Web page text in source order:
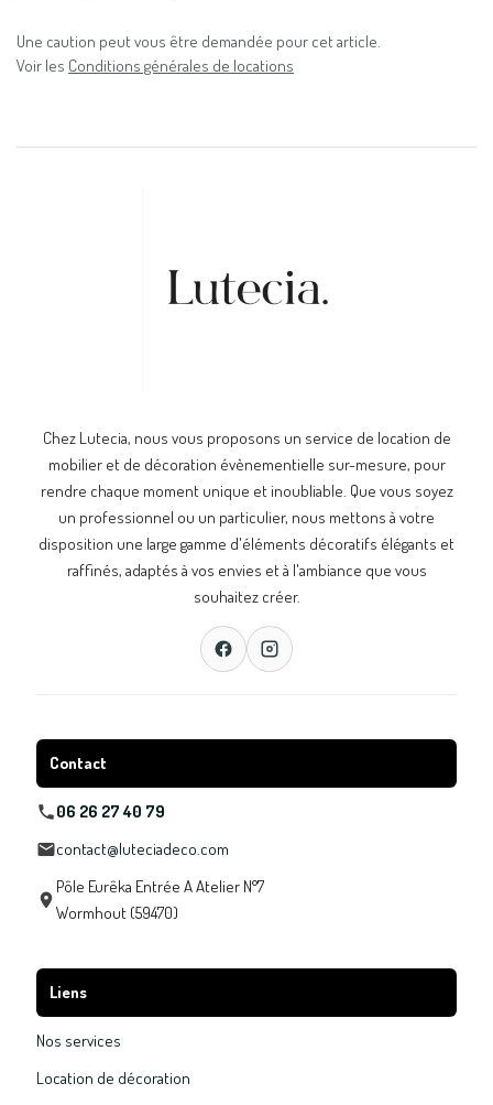
Une caution peut vous être demandée pour cet article.
Voir les Conditions générales de locations
Chez Lutecia, nous vous proposons un service de location de
mobilier et de décoration évènementielle sur-mesure, pour
rendre chaque moment unique et inoubliable. Que vous soyez
un professionnel ou un particulier, nous mettons à votre
disposition une large gamme d'éléments décoratifs élégants et
raffinés, adaptés à vos envies et à l'ambiance que vous
souhaitez créer.
Contact
06 26 27 40 79
contact@luteciadeco.com
Pôle Eurêka Entrée A Atelier N°7
Wormhout (59470)
Liens
Nos services
Location de décoration